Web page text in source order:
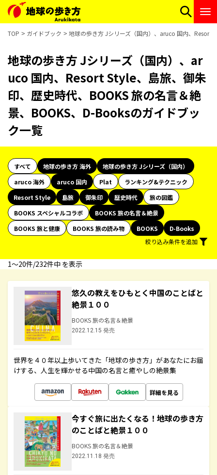
TOP ガイドブック 地球の歩き方 Jシリーズ（国内）、aruco 国内、Resort
地球の歩き方 Jシリーズ（国内）、ar
uco 国内、Resort Style、島旅、御朱
印、歴史時代、BOOKS 旅の名言＆絶
景、BOOKS、D-Booksのガイドブッ
ク一覧
すべて 地球の歩き方 海外
地球の歩き方 Jシリーズ（国内）
aruco 海外
aruco 国内 Plat
ランキング&テクニック
Resort Style
島旅 御朱印 歴史時代
旅の図鑑
BOOKS スペシャルコラボ
BOOKS 旅の名言＆絶景
BOOKS 旅と健康
BOOKS 旅の読み物 BOOKS
D-Books
絞り込み条件を追加
1〜20件/232件中 を表示
悠久の教えをひもとく中国のことばと
絶景１００
BOOKS 旅の名言＆絶景
2022.12.15 発売
世界を４０年以上歩いてきた「地球の歩き方」があなたにお届
けする、人生を輝かせる中国の名言と癒やしの絶景集
詳細を見る
今すぐ旅に出たくなる！地球の歩き方
のことばと絶景１００
BOOKS 旅の名言＆絶景
2022.11.18 発売